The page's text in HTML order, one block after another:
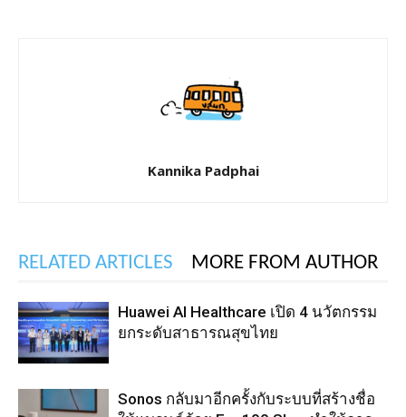
Kannika Padphai
RELATED ARTICLES MORE FROM AUTHOR
Huawei AI Healthcare เปิด 4 นวัตกรรม
ยกระดับสาธารณสุขไทย
Sonos กลับมาอีกครั้งกับระบบที่สร้างชื่อ